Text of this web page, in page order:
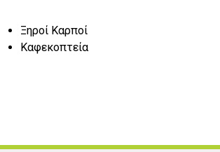
Ξηροί Καρποί
Καφεκοπτεία